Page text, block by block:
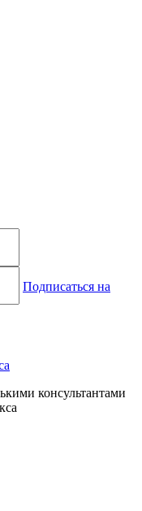
Подписаться на
консультантами